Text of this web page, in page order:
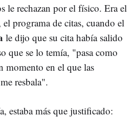
le rechazan por el físico. Era el
el programa de citas, cuando el
le dijo que su cita había salido
que se lo temía, "pasa como
momento en el que las
resbala".
estaba más que justificado: